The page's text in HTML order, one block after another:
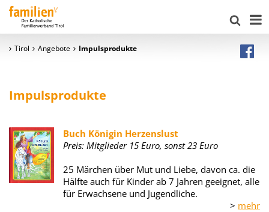
Tirol Angebote Impulsprodukte
Impulsprodukte
Buch Königin Herzenslust
Preis: Mitglieder 15 Euro, sonst 23 Euro
25 Märchen über Mut und Liebe, davon ca. die
Hälfte auch für Kinder ab 7 Jahren geeignet, alle
für Erwachsene und Jugendliche.
> mehr